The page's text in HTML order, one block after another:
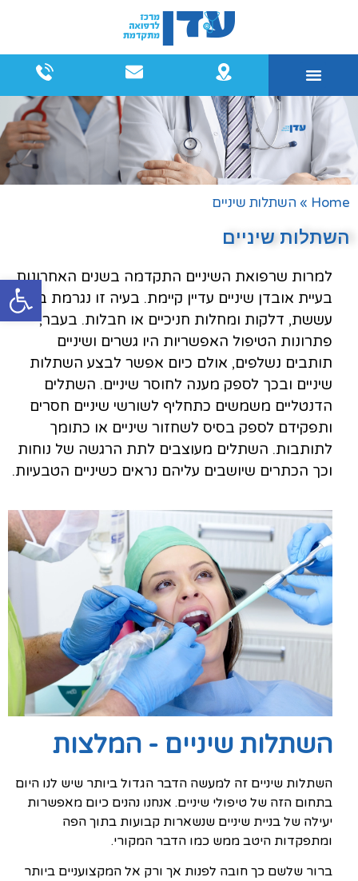
Home
» השתלות שיניים
השתלות שיניים
למרות שרפואת השיניים התקדמה בשנים האחרונות
בעיית אובדן שיניים עדיין קיימת. בעיה זו נגרמת בגלל
עששת, דלקות ומחלות חניכיים או חבלות. בעבר,
פתרונות הטיפול האפשריות היו גשרים ושיניים
תותבים נשלפים, אולם כיום אפשר לבצע השתלות
שיניים ובכך לספק מענה לחוסר שיניים. השתלים
הדנטליים משמשים כתחליף לשורשי שיניים חסרים
ותפקידם לספק בסיס לשחזור שיניים או כתומך
לתותבות. השתלים מעוצבים לתת הרגשה של נוחות
וכך הכתרים שיושבים עליהם נראים כשיניים הטבעיות.
השתלות שיניים - המלצות
השתלות שיניים זה למעשה הדבר הגדול ביותר שיש לנו היום
בתחום הזה של טיפולי שיניים. אנחנו נהנים כיום מאפשרות
יעילה של בניית שיניים שנשארות קבועות בתוך הפה
ומתפקדות היטב ממש כמו הדבר המקורי.
ברור שלשם כך חובה לפנות אך ורק אל המקצועניים ביותר